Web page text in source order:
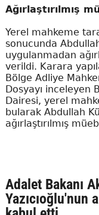
Ağırlaştırılmış
Yerel mahkeme
sonucunda
uygulanmadan
verildi. Karara
Bölge Adliye
Dosyayı inceleyen
Dairesi, yerel
bularak Abdullah
ağırlaştırılmış
Adalet Bakanı
Yazıcıoğlu'nun